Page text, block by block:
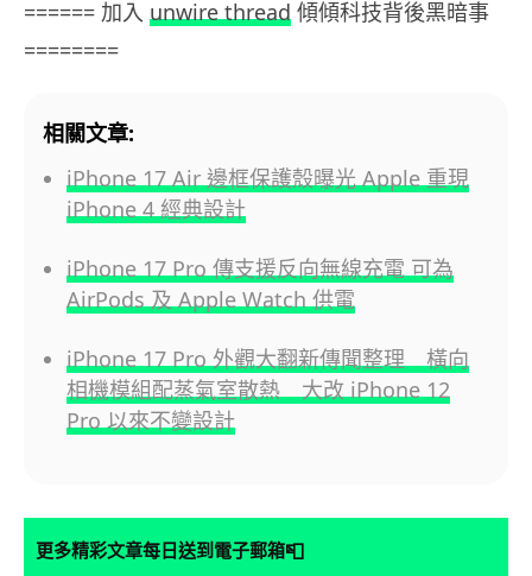
====== 加入 unwire thread 傾傾科技背後黑暗事
========
相關文章:
iPhone 17 Air 邊框保護殼曝光 Apple 重現
iPhone 4 經典設計
iPhone 17 Pro 傳支援反向無線充電 可為
AirPods 及 Apple Watch 供電
iPhone 17 Pro 外觀大翻新傳聞整理 橫向
相機模組配蒸氣室散熱 大改 iPhone 12
Pro 以來不變設計
更多精彩文章每日送到電子郵箱📮